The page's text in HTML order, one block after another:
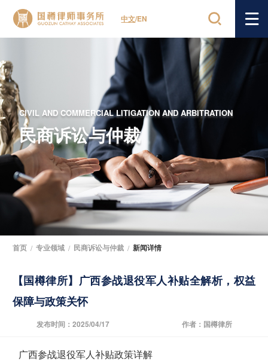
中文/EN
CIVIL AND COMMERCIAL LITIGATION AND ARBITRATION
民商诉讼与仲裁
首页 / 专业领域 / 民商诉讼与仲裁 / 新闻详情
【国樽律所】广西参战退役军人补贴全解析，权益
保障与政策关怀
发布时间：2025/04/17 作者：国樽律所
广西参战退役军人补贴政策详解